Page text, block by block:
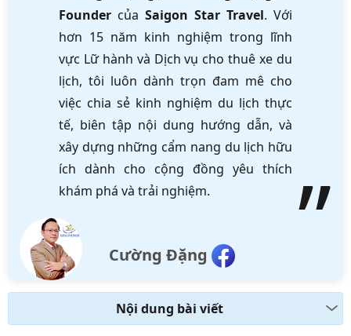
Founder của Saigon Star Travel. Với
hơn 15 năm kinh nghiệm trong lĩnh
vực Lữ hành và Dịch vụ cho thuê xe du
lịch, tôi luôn dành trọn đam mê cho
việc chia sẻ kinh nghiệm du lịch thực
tế, biên tập nội dung hướng dẫn, và
xây dựng những cẩm nang du lịch hữu
ích dành cho cộng đồng yêu thích
khám phá và trải nghiệm.
Cường Đặng
Nội dung bài viết